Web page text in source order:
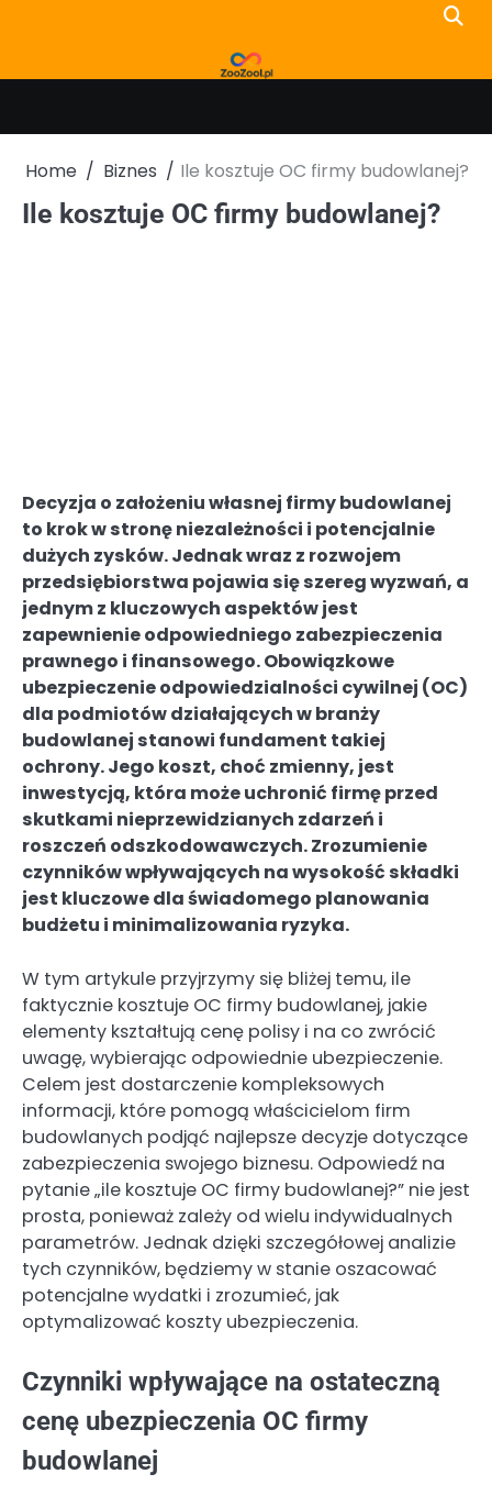
Home Biznes Ile kosztuje OC firmy budowlanej?
Ile kosztuje OC firmy budowlanej?
Decyzja o założeniu własnej firmy budowlanej
to krok w stronę niezależności i potencjalnie
dużych zysków. Jednak wraz z rozwojem
przedsiębiorstwa pojawia się szereg wyzwań, a
jednym z kluczowych aspektów jest
zapewnienie odpowiedniego zabezpieczenia
prawnego i finansowego. Obowiązkowe
ubezpieczenie odpowiedzialności cywilnej (OC)
dla podmiotów działających w branży
budowlanej stanowi fundament takiej
ochrony. Jego koszt, choć zmienny, jest
inwestycją, która może uchronić firmę przed
skutkami nieprzewidzianych zdarzeń i
roszczeń odszkodowawczych. Zrozumienie
czynników wpływających na wysokość składki
jest kluczowe dla świadomego planowania
budżetu i minimalizowania ryzyka.
W tym artykule przyjrzymy się bliżej temu, ile
faktycznie kosztuje OC firmy budowlanej, jakie
elementy kształtują cenę polisy i na co zwrócić
uwagę, wybierając odpowiednie ubezpieczenie.
Celem jest dostarczenie kompleksowych
informacji, które pomogą właścicielom firm
budowlanych podjąć najlepsze decyzje dotyczące
zabezpieczenia swojego biznesu. Odpowiedź na
pytanie „ile kosztuje OC firmy budowlanej?” nie jest
prosta, ponieważ zależy od wielu indywidualnych
parametrów. Jednak dzięki szczegółowej analizie
tych czynników, będziemy w stanie oszacować
potencjalne wydatki i zrozumieć, jak
optymalizować koszty ubezpieczenia.
Czynniki wpływające na ostateczną
cenę ubezpieczenia OC firmy
budowlanej